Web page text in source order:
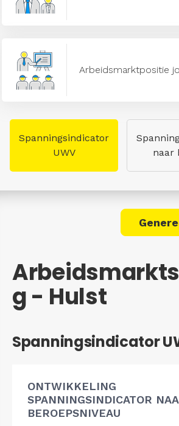
Arbeidsmarktpositie
Spanningsindicator
UWV
naar
g - Hulst
Spanningsindicator
ONTWIKKELING
SPANNINGSINDICATOR
BEROEPSNIVEAU